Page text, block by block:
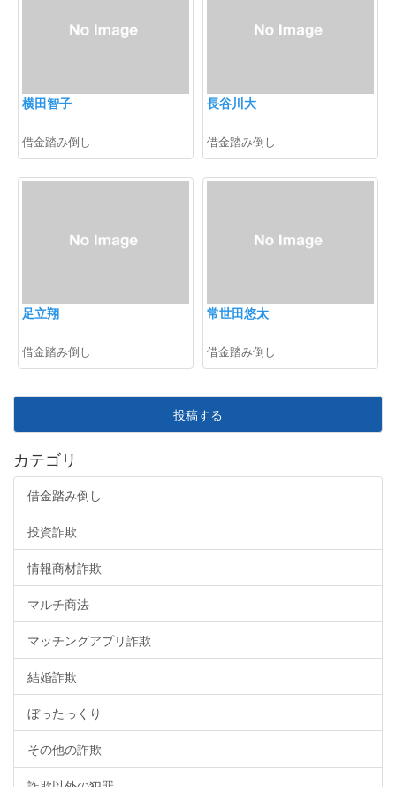
横田智子
借金踏み倒し
長谷川大
借金踏み倒し
足立翔
借金踏み倒し
常世田悠太
借金踏み倒し
投稿する
カテゴリ
借金踏み倒し
投資詐欺
情報商材詐欺
マルチ商法
マッチングアプリ詐欺
結婚詐欺
ぼったっくり
その他の詐欺